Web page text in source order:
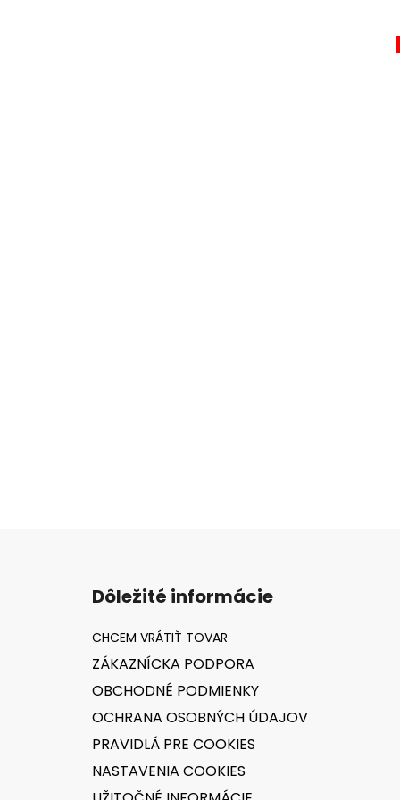
Dôležité informácie
ZÁKAZNÍCKA PODPORA
OBCHODNÉ PODMIENKY
OCHRANA OSOBNÝCH ÚDAJOV
PRAVIDLÁ PRE COOKIES
NASTAVENIA COOKIES